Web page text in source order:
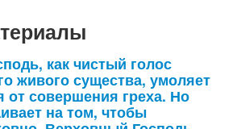
как чистый голос
живого существа, умоляет
от совершения греха. Но
на том, чтобы